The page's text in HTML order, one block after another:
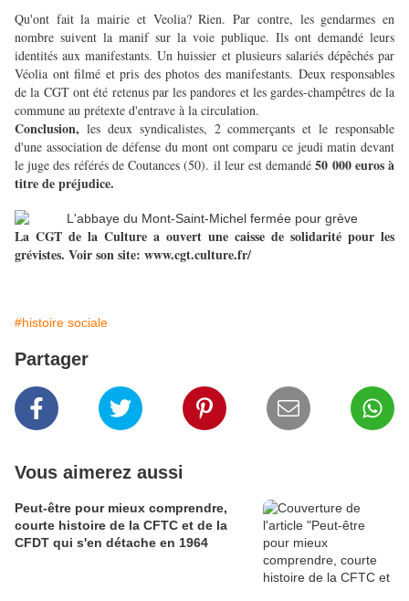
Qu'ont fait la mairie et Veolia? Rien. Par contre, les gendarmes en
nombre suivent la manif sur la voie publique. Ils ont demandé leurs
identités aux manifestants. Un huissier et plusieurs salariés dépêchés par
Véolia ont filmé et pris des photos des manifestants. Deux responsables
de la CGT ont été retenus par les pandores et les gardes-champêtres de la
commune au prétexte d'entrave à la circulation.
Conclusion, les deux syndicalistes, 2 commerçants et le responsable
d'une association de défense du mont ont comparu ce jeudi matin devant
le juge des référés de Coutances (50). il leur est demandé50 000 euros à
titre de préjudice.
La CGT de la Culture a ouvert une caisse de solidarité pour les
grévistes. Voir son site: www.cgt.culture.fr/
#histoire sociale
Partager
Vous aimerez aussi
Peut-être pour mieux comprendre,
courte histoire de la CFTC et de la
CFDT qui s'en détache en 1964